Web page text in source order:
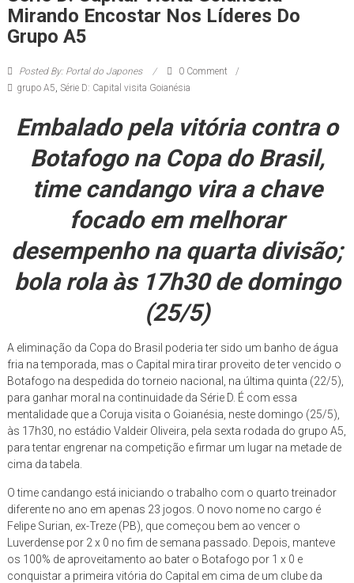
Mirando Encostar Nos Líderes Do
Grupo A5
Posted By: Portal do Japones
0 Comment
grupo A5, Série D: Capital visita Goianésia
Embalado pela vitória contra o
Botafogo na Copa do Brasil,
time candango vira a chave
focado em melhorar
desempenho na quarta divisão;
bola rola às 17h30 de domingo
(25/5)
A eliminação da Copa do Brasil poderia ter sido um banho de água
fria na temporada, mas o Capital mira tirar proveito de ter vencido o
Botafogo na despedida do torneio nacional, na última quinta (22/5),
para ganhar moral na continuidade da Série D. É com essa
mentalidade que a Coruja visita o Goianésia, neste domingo (25/5),
às 17h30, no estádio Valdeir Oliveira, pela sexta rodada do grupo A5,
para tentar engrenar na competição e firmar um lugar na metade de
cima da tabela.
O time candango está iniciando o trabalho com o quarto treinador
diferente no ano em apenas 23 jogos. O novo nome no cargo é
Felipe Surian, ex-Treze (PB), que começou bem ao vencer o
Luverdense por 2 x 0 no fim de semana passado. Depois, manteve
os 100% de aproveitamento ao bater o Botafogo por 1 x 0 e
conquistar a primeira vitória do Capital em cima de um clube da